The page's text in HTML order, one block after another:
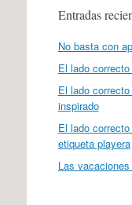
Entradas
No basta con
El lado
El lado
inspirado
El lado
etiqueta playera
Las